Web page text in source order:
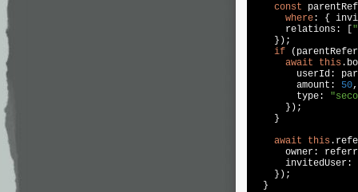
const
where: {
      relations: [
    });
if
await
this
userId:
        amount:
50,
        type:
      });
    }
await
this
owner:
invitedUser:
    });
  }